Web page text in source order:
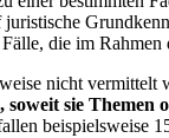
die im
nicht
soweit sie Themen